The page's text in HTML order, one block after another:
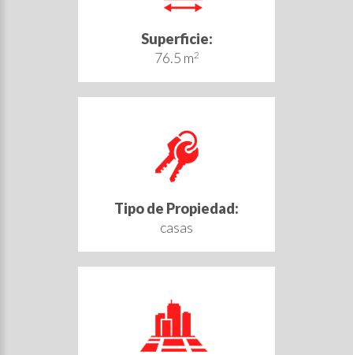
Superficie:
76.5 m2
Tipo de Propiedad:
casas